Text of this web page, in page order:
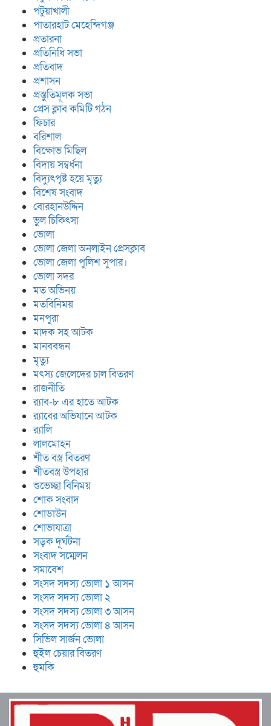
পটুয়াখালী
পাতারহাট মেহেন্দিগঞ্জ
প্রতারনা
প্রতিনিধি সভা
প্রতিবাদ
প্রশাসন
প্রস্তুতিমূলক সভা
প্রেস ক্লাব কমিটি গঠন
ফিচার
বরিশাল
বিক্ষোভ মিছিল
বিদায় সম্বর্ধনা
বিদ্যুৎপৃষ্ট হয়ে মৃত্যু
বিশেষ সংবাদ
বোরহানউদ্দিন
ভুল চিকিৎসা
ভোলা
ভোলা জেলা অনলাইন প্রেসক্লাব
ভোলা জেলা পুলিশ সুপার।
ভোলা সদর
মত অভিনয়
মতবিনিময়
মনপুরা
মাদক সহ আটক
মানববন্ধন
মৃত্যু
মৎস্য জেলেদের চাল বিতরণ
রাজনীতি
র‍্যাব-৮ এর হাতে আটক
র‍্যাবের অভিযানে আটক
র‍্যালি
লালমোহন
শীত বস্ত্র বিতরণ
শীতবস্ত্র উপহার
শুভেচ্ছা বিনিময়
শোক সংবাদ
শোডাউন
শোভাযাত্রা
সড়ক দূর্ঘটনা
সংবাদ সম্মেলন
সমাবেশ
সংসদ সদস্য ভোলা ১ আসন
সংসদ সদস্য ভোলা ২
সংসদ সদস্য ভোলা ৩ আসন
সংসদ সদস্য ভোলা ৪ আসন
সিভিল সার্জন ভোলা
হুইল চেয়ার বিতরণ
হুমকি